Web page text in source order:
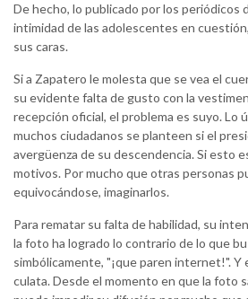
De hecho, lo publicado por los periódicos
intimidad de las adolescentes en
sus caras.
Si a Zapatero le molesta que se vea el
su evidente falta de gusto con la
recepción oficial, el problema es suyo. Lo
muchos ciudadanos se planteen si el
avergüenza de su descendencia. Si esto
motivos. Por mucho que otras personas
equivocándose, imaginarlos.
Para rematar su falta de habilidad, su
la foto ha logrado lo contrario de lo que
simbólicamente, "¡que paren internet!". Y
culata. Desde el momento en que la foto